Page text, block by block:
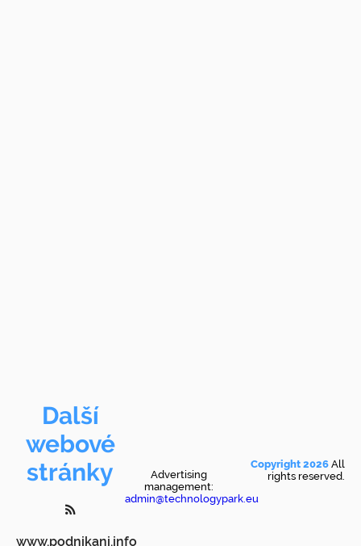
Další
webové
stránky
www.podnikani.info
Advertising
management:
admin@technologypark.eu
Copyright 2026 All
rights reserved.